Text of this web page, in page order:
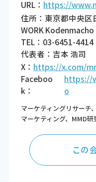
URL： https://
住所：東京都中央区
WORK Kodenmacho
TEL：03-6451-4414
代表者：吉本 浩司
X： https://x.com/
Faceboo
k：
https://
o
マーケティングリサーチ
マーケティング、MMD
この